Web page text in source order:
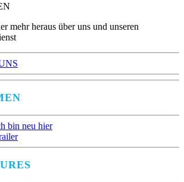
mehr heraus über uns und unseren
bin neu hier